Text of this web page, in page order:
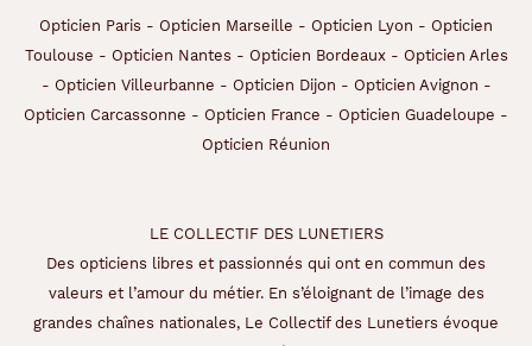
Opticien Paris - Opticien Marseille - Opticien Lyon - Opticien
Toulouse - Opticien Nantes - Opticien Bordeaux- Opticien Arles
- Opticien Villeurbanne - Opticien Dijon - Opticien Avignon -
Opticien Carcassonne - Opticien France - Opticien Guadeloupe -
Opticien Réunion
LE COLLECTIF DES LUNETIERS
Des opticiens libres et passionnés qui ont en commun des
valeurs et l’amour du métier. En s’éloignant de l’image des
grandes chaînes nationales, Le Collectif des Lunetiers évoque